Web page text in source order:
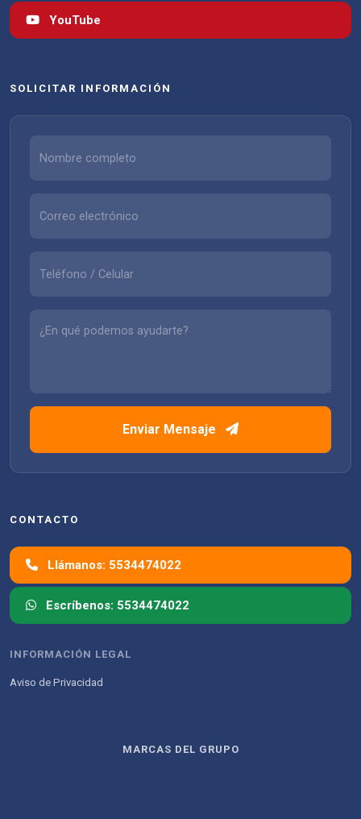
YouTube
SOLICITAR INFORMACIÓN
Enviar Mensaje
CONTACTO
Llámanos: 5534474022
Escríbenos: 5534474022
INFORMACIÓN LEGAL
Aviso de Privacidad
MARCAS DEL GRUPO